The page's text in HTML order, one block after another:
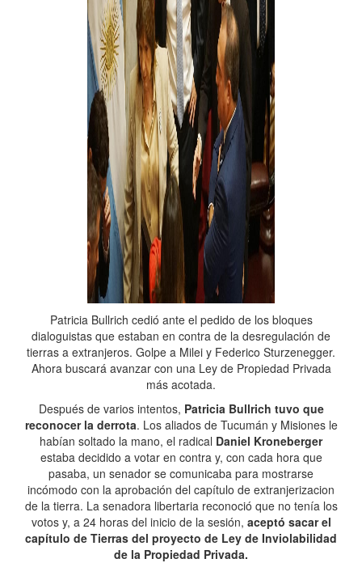
Patricia Bullrich cedió ante el pedido de los bloques
dialoguistas que estaban en contra de la desregulación de
tierras a extranjeros. Golpe a Milei y Federico Sturzenegger.
Ahora buscará avanzar con una Ley de Propiedad Privada
más acotada.
Después de varios intentos, Patricia Bullrich tuvo que
reconocer la derrota. Los aliados de Tucumán y Misiones le
habían soltado la mano, el radical Daniel Kroneberger
estaba decidido a votar en contra y, con cada hora que
pasaba, un senador se comunicaba para mostrarse
incómodo con la aprobación del capítulo de extranjerizacion
de la tierra. La senadora libertaria reconoció que no tenía los
votos y, a 24 horas del inicio de la sesión, aceptó sacar el
capítulo de Tierras del proyecto de Ley de Inviolabilidad
de la Propiedad Privada.